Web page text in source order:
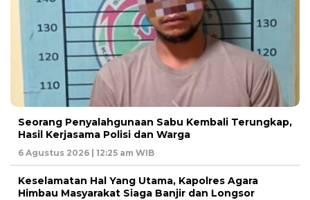
Seorang Penyalahgunaan Sabu Kembali Terungkap,
Hasil Kerjasama Polisi dan Warga
6 Agustus 2026 | 12:25 am WIB
Keselamatan Hal Yang Utama, Kapolres Agara
Himbau Masyarakat Siaga Banjir dan Longsor